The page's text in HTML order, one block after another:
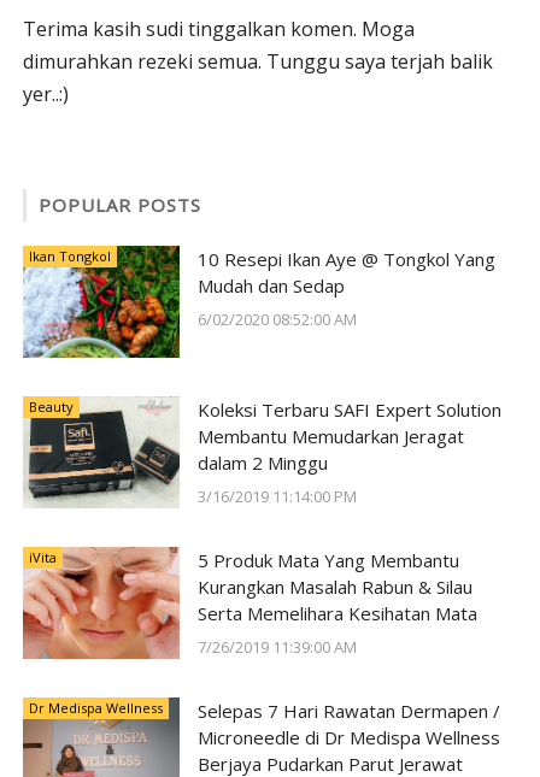
Terima kasih sudi tinggalkan komen. Moga
dimurahkan rezeki semua. Tunggu saya terjah balik
yer..:)
POPULAR POSTS
Ikan Tongkol
10 Resepi Ikan Aye @ Tongkol Yang
Mudah dan Sedap
6/02/2020 08:52:00 AM
Beauty
Koleksi Terbaru SAFI Expert Solution
Membantu Memudarkan Jeragat
dalam 2 Minggu
3/16/2019 11:14:00 PM
iVita
5 Produk Mata Yang Membantu
Kurangkan Masalah Rabun & Silau
Serta Memelihara Kesihatan Mata
7/26/2019 11:39:00 AM
Dr Medispa Wellness
Selepas 7 Hari Rawatan Dermapen /
Microneedle di Dr Medispa Wellness
Berjaya Pudarkan Parut Jerawat